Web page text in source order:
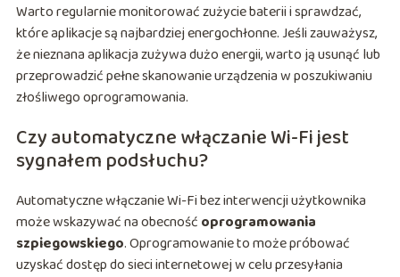
Warto regularnie monitorować zużycie baterii i sprawdzać,
które aplikacje są najbardziej energochłonne. Jeśli zauważysz,
że nieznana aplikacja zużywa dużo energii, warto ją usunąć lub
przeprowadzić pełne skanowanie urządzenia w poszukiwaniu
złośliwego oprogramowania.
Czy automatyczne włączanie Wi-Fi jest
sygnałem podsłuchu?
Automatyczne włączanie Wi-Fi bez interwencji użytkownika
może wskazywać na obecność oprogramowania
szpiegowskiego. Oprogramowanie to może próbować
uzyskać dostęp do sieci internetowej w celu przesyłania